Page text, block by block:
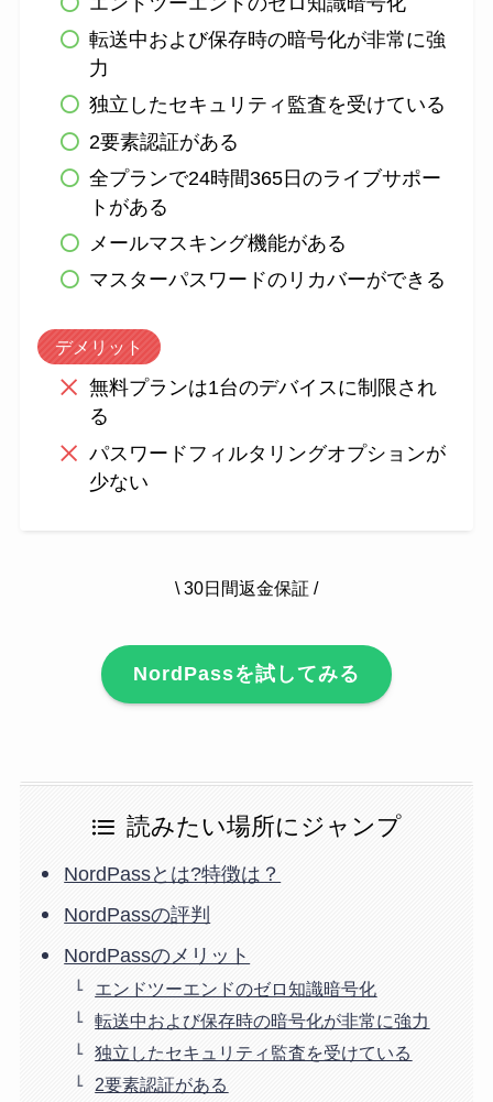
転送中および保存時の暗号化が非常に強
力
独立したセキュリティ監査を受けている
2要素認証がある
全プランで24時間365日のライブサポー
トがある
メールマスキング機能がある
マスターパスワードのリカバーができる
デメリット
無料プランは1台のデバイスに制限され
る
パスワードフィルタリングオプションが
少ない
\ 30日間返金保証 /
NordPassを試してみる
読みたい場所にジャンプ
NordPassとは?特徴は？
NordPassの評判
NordPassのメリット
エンドツーエンドのゼロ知識暗号化
転送中および保存時の暗号化が非常に強力
独立したセキュリティ監査を受けている
2要素認証がある